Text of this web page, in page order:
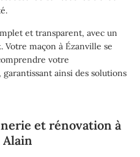
et transparent, avec un
. Votre maçon à Ézanville se
votre
ainsi des solutions
et rénovation à
Alain